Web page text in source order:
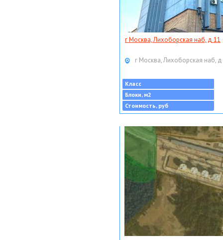
г Москва, Лихоборская наб, д 11
г Москва, Лихоборская наб,
Класс
Блоки, м2
Стоимость, руб